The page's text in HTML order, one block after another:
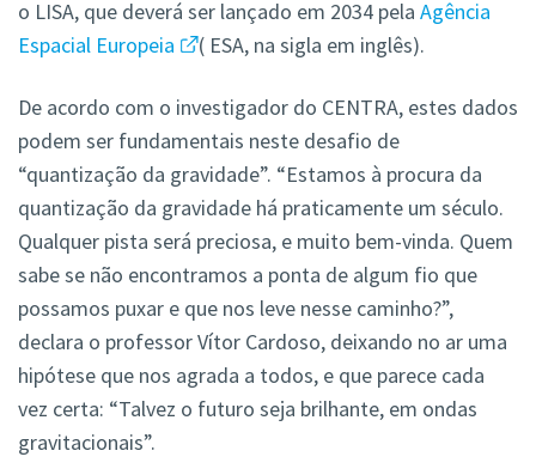
o LISA, que deverá ser lançado em 2034 pela Agência
Espacial Europeia
( ESA, na sigla em inglês).
De acordo com o investigador do CENTRA, estes dados
podem ser fundamentais neste desafio de
“quantização da gravidade”. “Estamos à procura da
quantização da gravidade há praticamente um século.
Qualquer pista será preciosa, e muito bem-vinda. Quem
sabe se não encontramos a ponta de algum fio que
possamos puxar e que nos leve nesse caminho?”,
declara o professor Vítor Cardoso, deixando no ar uma
hipótese que nos agrada a todos, e que parece cada
vez certa: “Talvez o futuro seja brilhante, em ondas
gravitacionais”.